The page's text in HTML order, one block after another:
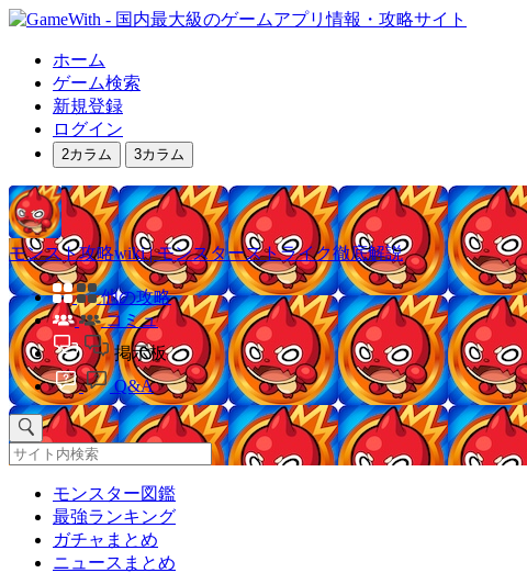
ホーム
ゲーム検索
新規登録
ログイン
2カラム 3カラム
モンスト攻略wiki | モンスターストライク徹底解説
他の攻略
コミュ
掲示板
Q&A
モンスター図鑑
最強ランキング
ガチャまとめ
ニュースまとめ